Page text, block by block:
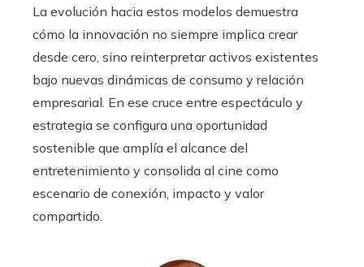
La evolución hacia estos modelos demuestra
cómo la innovación no siempre implica crear
desde cero, sino reinterpretar activos existentes
bajo nuevas dinámicas de consumo y relación
empresarial. En ese cruce entre espectáculo y
estrategia se configura una oportunidad
sostenible que amplía el alcance del
entretenimiento y consolida al cine como
escenario de conexión, impacto y valor
compartido.